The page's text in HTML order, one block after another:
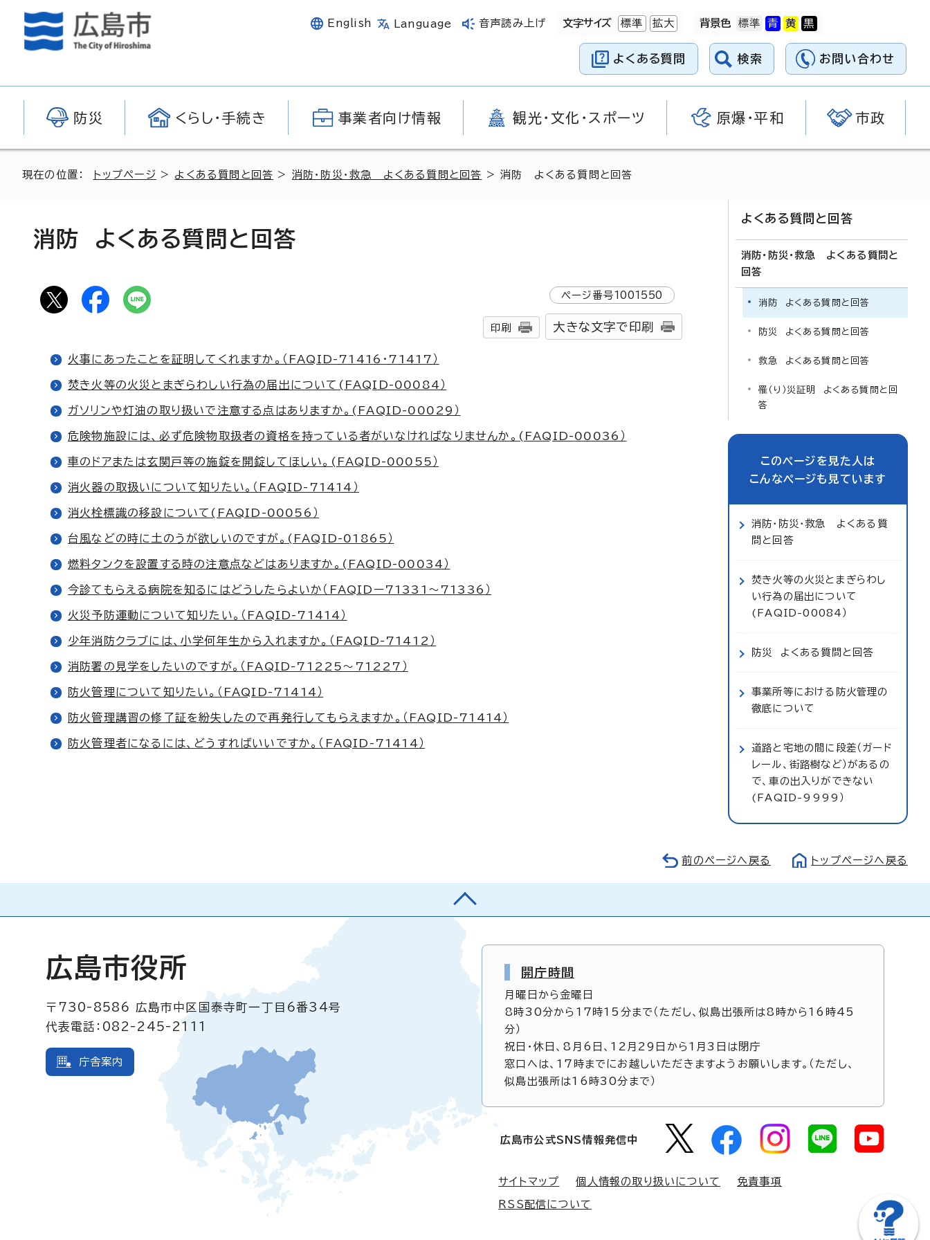
English Language 音声読み上げ 文字サイズ 標準 拡大 背景色
よくある質問 検索 お問い合わせ
防災 くらし・手続き 事業者向け情報 観光・文化・スポーツ 原爆・平和 市政
現在の位置： トップページ > よくある質問と回答 > 消防・防災・救急 よくある質問と回答 > 消防 よくある質問と回答
消防 よくある質問と回答
ページ番号1001550
印刷 大きな文字で印刷
火事にあったことを証明してくれますか。（FAQID-71416・71417）
焚き火等の火災とまぎらわしい行為の届出について(FAQID-00084）
ガソリンや灯油の取り扱いで注意する点はありますか。(FAQID-00029）
危険物施設には、必ず危険物取扱者の資格を持っている者がいなければなりませんか。(FAQID-00036）
車のドアまたは玄関戸等の施錠を開錠してほしい。(FAQID-00055）
消火器の取扱いについて知りたい。（FAQID-71414）
消火栓標識の移設について(FAQID-00056）
台風などの時に土のうが欲しいのですが。(FAQID-01865）
燃料タンクを設置する時の注意点などはありますか。(FAQID-00034）
今診てもらえる病院を知るにはどうしたらよいか（FAQIDー71331～71336）
火災予防運動について知りたい。（FAQID-71414）
少年消防クラブには、小学何年生から入れますか。（FAQID-71412）
消防署の見学をしたいのですが。（FAQID-71225～71227）
防火管理について知りたい。（FAQID-71414）
防火管理講習の修了証を紛失したので再発行してもらえますか。（FAQID-71414）
防火管理者になるには、どうすればいいですか。（FAQID-71414）
よくある質問と回答
消防・防災・救急 よくある質問と
回答
消防 よくある質問と回答
防災 よくある質問と回答
救急 よくある質問と回答
罹（り）災証明 よくある質問と回
答
このページを見た人は
こんなページも見ています
消防・防災・救急 よくある質
問と回答
焚き火等の火災とまぎらわし
い行為の届出について
(FAQID-00084）
防災 よくある質問と回答
事業所等における防火管理の
徹底について
道路と宅地の間に段差（ガード
レール、街路樹など）があるの
で、車の出入りができない
(FAQID-9999）
前のページへ戻る トップページへ戻る
広島市役所
〒730-8586
広島市中区国泰寺町一丁目6番34号
代表電話：082-245-2111
庁舎案内
開庁時間
月曜日から金曜日
8時30分から17時15分まで（ただし、似島出張所は8時から16時45
分）
祝日・休日、8月6日、12月29日から1月3日は閉庁
窓口へは、17時までにお越しいただきますようお願いします。（ただし、
似島出張所は16時30分まで）
広島市公式SNS情報発信中
サイトマップ 個人情報の取り扱いについて 免責事項
RSS配信について